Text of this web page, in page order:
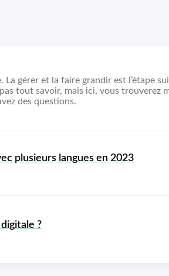
gérer et la faire grandir est l’étape
tout savoir, mais ici, vous trouverez
des questions.
plusieurs langues en 2023
?